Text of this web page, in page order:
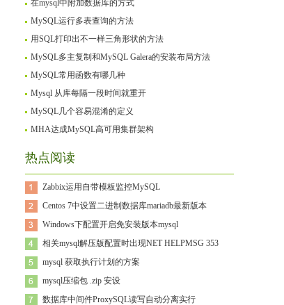
在mysql中附加数据库的方式
MySQL运行多表查询的方法
用SQL打印出不一样三角形状的方法
MySQL多主复制和MySQL Galera的安装布局方法
MySQL常用函数有哪几种
Mysql 从库每隔一段时间就重开
MySQL几个容易混淆的定义
MHA达成MySQL高可用集群架构
热点阅读
Zabbix运用自带模板监控MySQL
Centos 7中设置二进制数据库mariadb最新版本
Windows下配置开启免安装版本mysql
相关mysql解压版配置时出现NET HELPMSG 353
mysql 获取执行计划的方案
mysql压缩包 .zip 安设
数据库中间件ProxySQL读写自动分离实行